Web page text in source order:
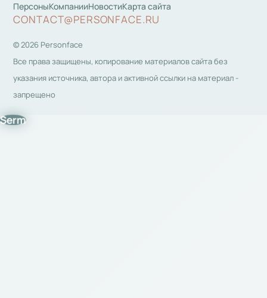
ПерсоныКомпанииНовостиКарта сайта
CONTACT@PERSONFACE.RU
© 2026 Personface
Все права защищены, копирование материалов сайта без
указания источника, автора и активной ссылки на материал -
запрещено
Serm